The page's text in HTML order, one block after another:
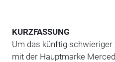
KURZFASSUNG
Um das künftig
mit der Hauptmarke